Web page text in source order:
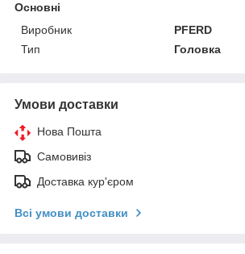
Основні
Виробник
PFERD
Тип
Головка
Умови доставки
Нова Пошта
Самовивіз
Доставка кур'єром
Всі умови доставки